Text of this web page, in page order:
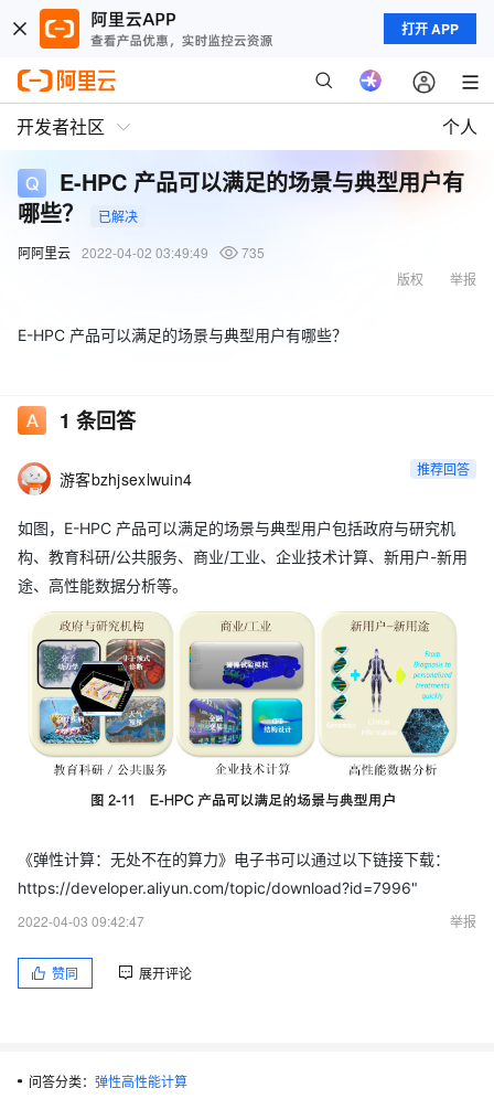
打开 APP
开发者社区 个人
E-HPC 产品可以满足的场景与典型用户有
哪些？
已解决
阿阿里云 2022-04-02 03:49:49
735
举报
版权
E-HPC 产品可以满足的场景与典型用户有哪些？
1 条回答
游客bzhjsexlwuin4 推荐回答
如图，E-HPC 产品可以满足的场景与典型用户包括政府与研究机
构、教育科研/公共服务、商业/工业、企业技术计算、新用户-新用
途、高性能数据分析等。
《弹性计算：无处不在的算力》电子书可以通过以下链接下载：
https://developer.aliyun.com/topic/download?id=7996"
2022-04-03 09:42:47
举报
赞同 展开评论
问答分类： 弹性高性能计算